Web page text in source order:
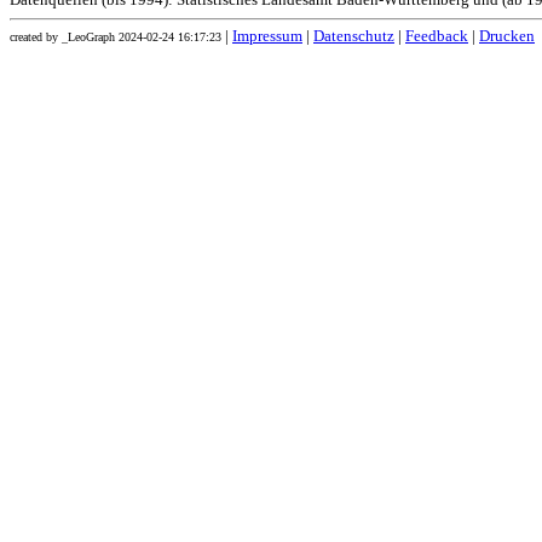
created by _LeoGraph 2024-02-24 16:17:23 Impressum Datenschutz Feedback Drucken